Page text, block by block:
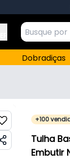
Dobradiças
+100
Tulha
Embutir